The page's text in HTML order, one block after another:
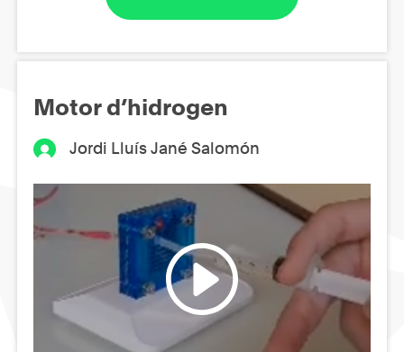
Motor d’hidrogen
Jordi Lluís Jané Salomón